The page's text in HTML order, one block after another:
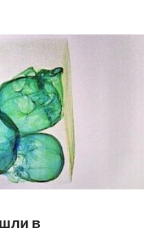
в